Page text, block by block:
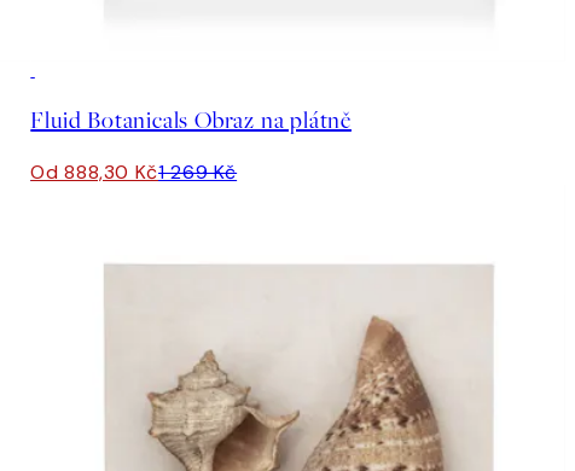
Fluid Botanicals Obraz na plátně
Od 888,30 Kč1 269 Kč